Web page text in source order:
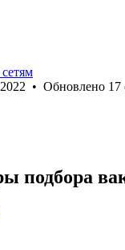
• Обновлено 17
подбора